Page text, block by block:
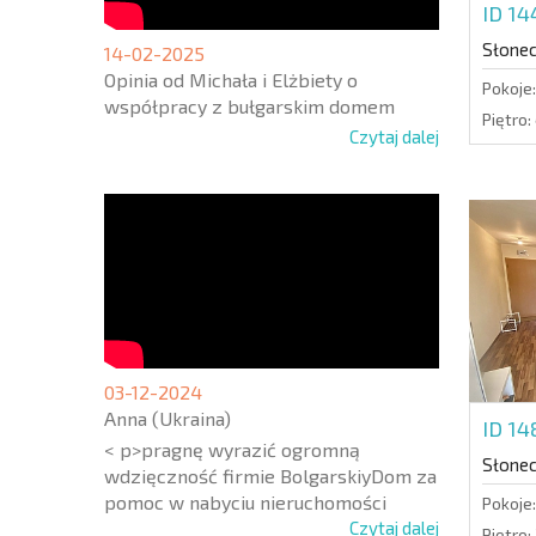
14-02-2025
Opinia od Michała i Elżbiety o
współpracy z bułgarskim domem
Czytaj dalej
03-12-2024
Anna (Ukraina)
< p>pragnę wyrazić ogromną
wdzięczność firmie BolgarskiyDom za
pomoc w nabyciu nieruchomości
Czytaj dalej
ID
Pokoje:
Piętro:
ID
Pokoje: